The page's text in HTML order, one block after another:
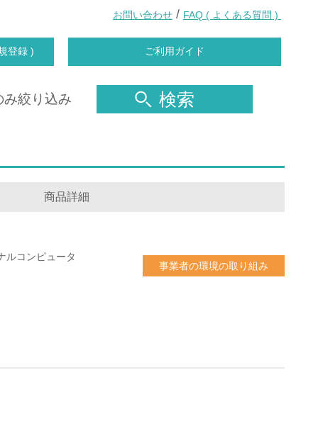
お問い合わせ / FAQ ( よくある質問 )
登録 ) ご利用ガイド
み絞り込み 検索
商品詳細
ルコンピュータ
事業者の環境の取り組み